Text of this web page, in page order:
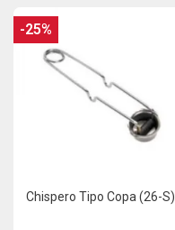
Chispero Tipo Copa (26-S)
-25%